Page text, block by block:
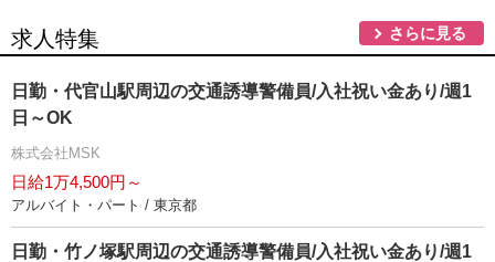
求人特集 さらに見る
日勤・代官山駅周辺の交通誘導警備員/入社祝い金あり/週1
日～OK
株式会社MSK
日給1万4,500円～
アルバイト・パート / 東京都
日勤・竹ノ塚駅周辺の交通誘導警備員/入社祝い金あり/週1